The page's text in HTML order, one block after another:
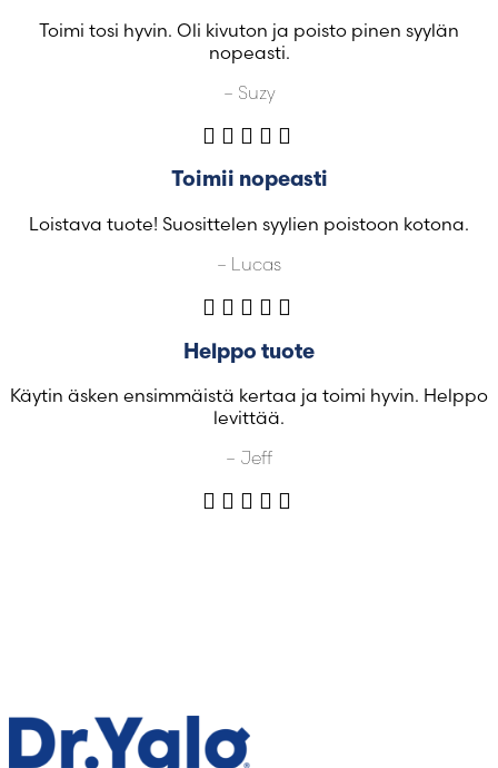
Toimi tosi hyvin. Oli kivuton ja poisto pinen syylän
nopeasti.
– Suzy
Toimii nopeasti
Loistava tuote! Suosittelen syylien poistoon kotona.
– Lucas
Helppo tuote
Käytin äsken ensimmäistä kertaa ja toimi hyvin. Helppo
levittää.
– Jeff